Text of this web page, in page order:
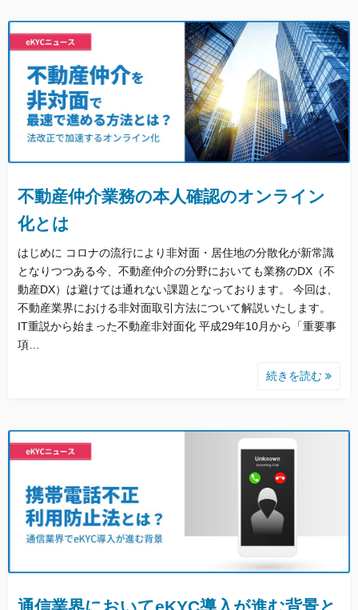
不動産仲介業務の本人確認のオンライン
化とは
はじめに コロナの流行により非対面・居住地の分散化が新常識
となりつつある今、不動産仲介の分野においても業務のDX（不
動産DX）は避けては通れない課題となっております。 今回は、
不動産業界における非対面取引方法について解説いたします。
IT重説から始まった不動産非対面化 平成29年10月から「重要事
項…
続きを読む
通信業界においてeKYC導入が進む背景と